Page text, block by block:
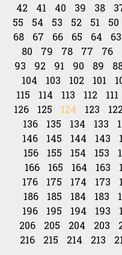
38
39
40
41
42
50
51
52
53
54
55
63
64
65
66
67
68
76
77
78
79
80
89
90
91
92
93
101
102
103
104
111
112
113
114
115
122
123
124
125
126
133
134
135
136
143
144
145
146
153
154
155
156
163
164
165
166
173
174
175
176
183
184
185
186
193
194
195
196
203
204
205
206
213
214
215
216